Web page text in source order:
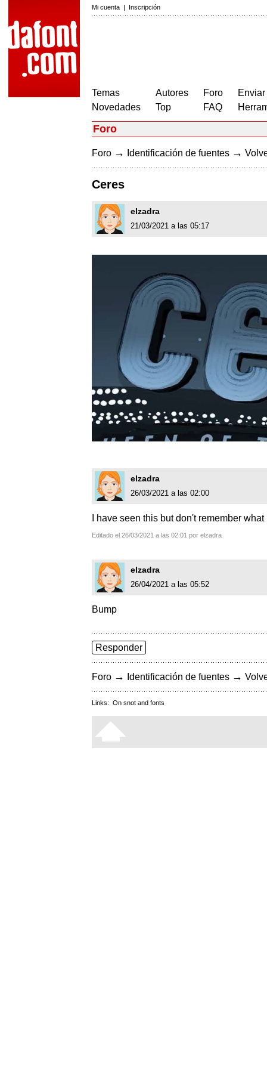
Mi cuenta | Inscripción
Temas
Novedades
Autores
Top
Foro
FAQ
Foro
Foro → Identificación de fuentes →
Ceres
elzadra
21/03/2021 a las 05:17
elzadra
26/03/2021 a las 02:00
I have seen this but don't remember
Editado el 26/03/2021 a las 02:01 por elzadra
elzadra
26/04/2021 a las 05:52
Bump
Responder
Foro → Identificación de fuentes →
Links: On snot and fonts